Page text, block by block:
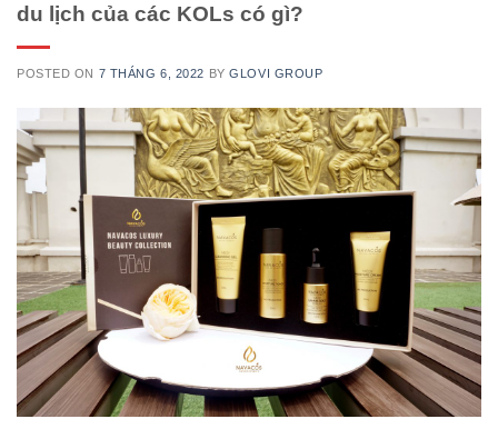
du lịch của các KOLs có gì?
POSTED ON 7 THÁNG 6, 2022 BYGLOVI GROUP